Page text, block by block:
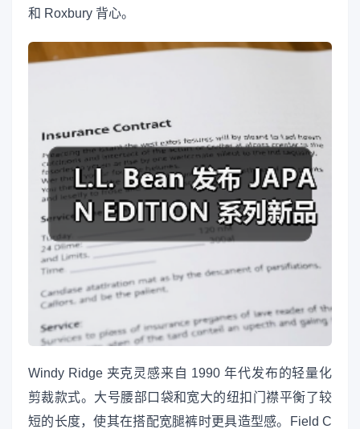
和 Roxbury 背心。
Windy Ridge 夹克灵感来自 1990 年代发布的轻量化
剪裁款式。大号腰部口袋和宽大的纽扣门襟平衡了较
短的长度，使其在搭配宽腿裤时更具造型感。Field C